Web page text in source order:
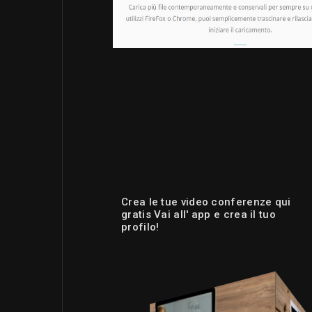
Crea le tue video conferenze qui
gratis Vai all' app e crea il tuo
profilo!